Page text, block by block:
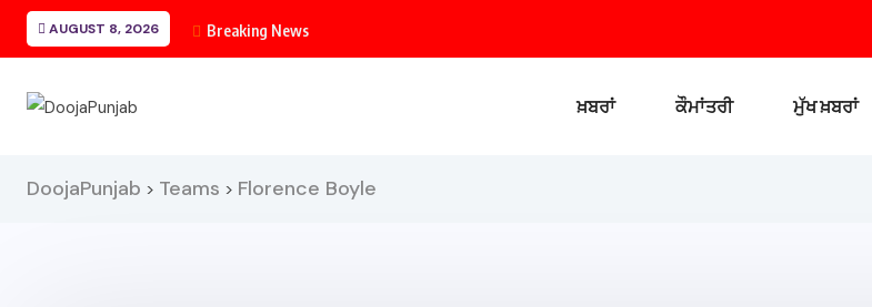
AUGUST 8, 2026 Breaking News
ਖ਼ਬਰਾਂ ਕੌਮਾਂਤਰੀ ਮੁੱਖ ਖ਼ਬਰਾਂ
DoojaPunjab > Teams > Florence Boyle